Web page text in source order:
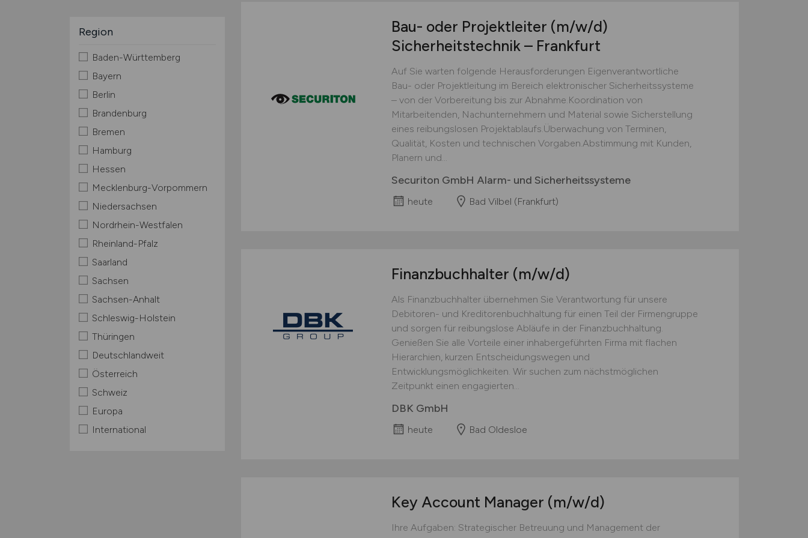
Region
Baden-Württemberg
Bayern
Berlin
Brandenburg
Bremen
Hamburg
Hessen
Mecklenburg-Vorpommern
Niedersachsen
Nordrhein-Westfalen
Rheinland-Pfalz
Saarland
Sachsen
Sachsen-Anhalt
Schleswig-Holstein
Thüringen
Deutschlandweit
Österreich
Schweiz
Europa
International
Bau- oder Projektleiter (m/w/d)
Sicherheitstechnik – Frankfurt
Auf Sie warten folgende Herausforderungen Eigenverantwortliche
Bau- oder Projektleitung im Bereich elektronischer Sicherheitssysteme
– von der Vorbereitung bis zur Abnahme.Koordination von
Mitarbeitenden, Nachunternehmern und Material sowie Sicherstellung
eines reibungslosen Projektablaufs.Überwachung von Terminen,
Qualität, Kosten und technischen Vorgaben.Abstimmung mit Kunden,
Planern und...
Securiton GmbH Alarm- und Sicherheitssysteme
heute Bad Vilbel (Frankfurt)
Finanzbuchhalter (m/w/d)
Als Finanzbuchhalter übernehmen Sie Verantwortung für unsere
Debitoren- und Kreditorenbuchhaltung für einen Teil der Firmengruppe
und sorgen für reibungslose Abläufe in der Finanzbuchhaltung.
Genießen Sie alle Vorteile einer inhabergeführten Firma mit flachen
Hierarchien, kurzen Entscheidungswegen und
Entwicklungsmöglichkeiten. Wir suchen zum nächstmöglichen
Zeitpunkt einen engagierten...
DBK GmbH
heute Bad Oldesloe
Key Account Manager (m/w/d)
Ihre Aufgaben: Strategischer Betreuung und Management der